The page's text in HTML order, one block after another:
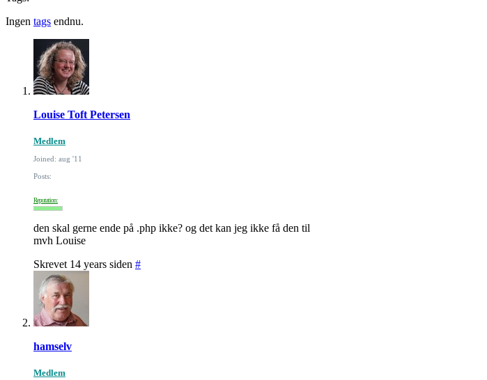
Ingen tags endnu.
Louise Toft Petersen
Medlem
Joined: aug '11
Posts:
Reputation:
den skal gerne ende på .php ikke? og det kan jeg ikke få den til
mvh Louise
Skrevet 14 years siden #
hamselv
Medlem